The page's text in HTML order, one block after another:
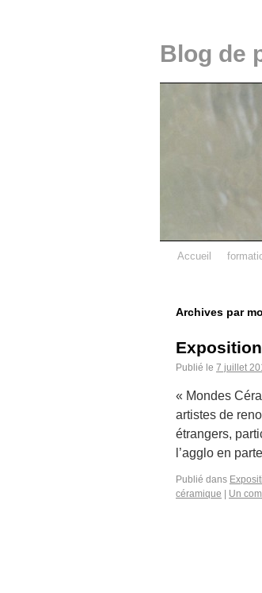
Blog de
Accueil
Archives par
Publié le 7 juillet
« Mondes
artistes de
étrangers,
l’agglo en
Publié dans
céramique
Un